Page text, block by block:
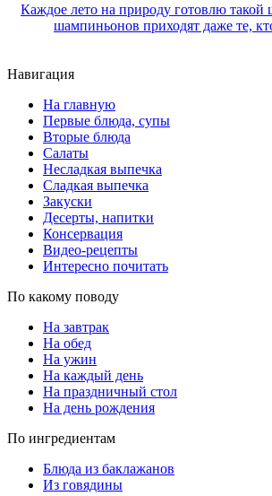
Каждое лето на природу готовлю
шампиньонов приходят даже те,
Навигация
На главную
Первые блюда, супы
Вторые блюда
Салаты
Несладкая выпечка
Сладкая выпечка
Закуски
Десерты, напитки
Консервация
Видео-рецепты
Интересно почитать
По какому поводу
На завтрак
На обед
На ужин
На каждый день
На праздничный стол
На день рождения
По ингредиентам
Блюда из баклажанов
Из говядины